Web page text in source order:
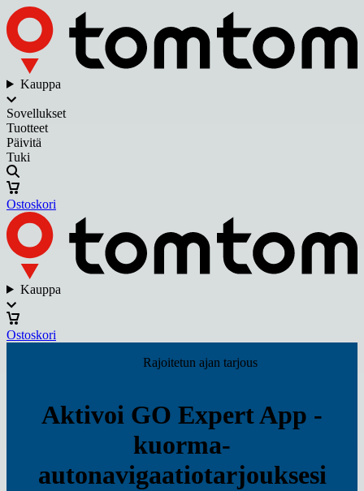
Kauppa
Sovellukset
Tuotteet
Päivitä
Tuki
Ostoskori
Kauppa
Ostoskori
Rajoitetun ajan tarjous
Aktivoi GO Expert App -
kuorma-
autonavigaatiotarjouksesi